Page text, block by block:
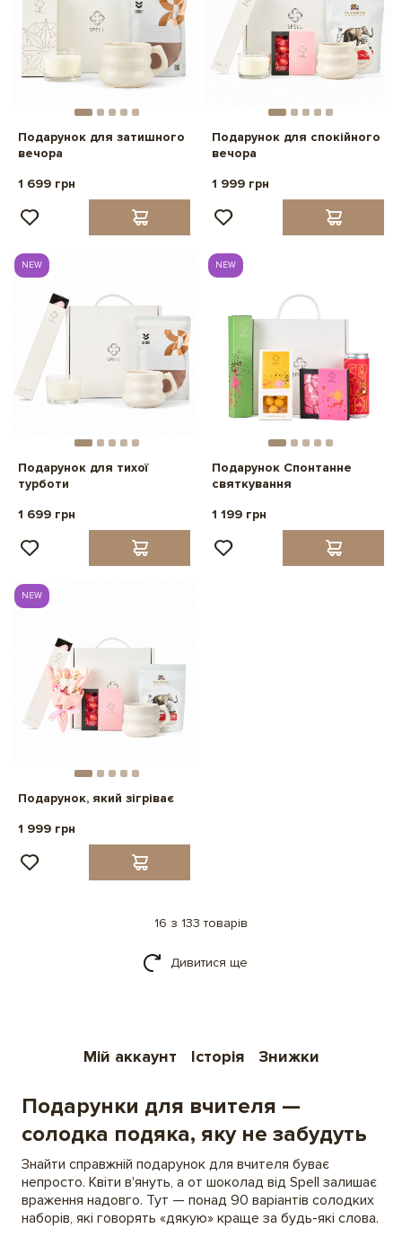
Подарунок для затишного
вечора
1 699 грн
Подарунок для спокійного
вечора
1 999 грн
NEW
Подарунок для тихої
турботи
1 699 грн
NEW
Подарунок Спонтанне
святкування
1 199 грн
NEW
Подарунок, який зігріває
1 999 грн
16 з 133 товарів
Дивитися ще
Мій аккаунт Історія Знижки
Подарунки для вчителя —
солодка подяка, яку не забудуть
Знайти справжній подарунок для вчителя буває
непросто. Квіти в'януть, а от шоколад від Spell залишає
враження надовго. Тут — понад 90 варіантів солодких
наборів, які говорять «дякую» краще за будь-які слова.